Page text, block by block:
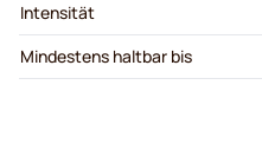
Intensität
Mindestens haltbar bis